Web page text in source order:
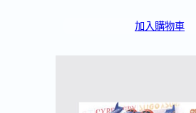
加入購物車